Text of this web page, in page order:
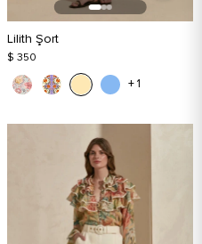
Lilith Şort
$ 350
+ 1